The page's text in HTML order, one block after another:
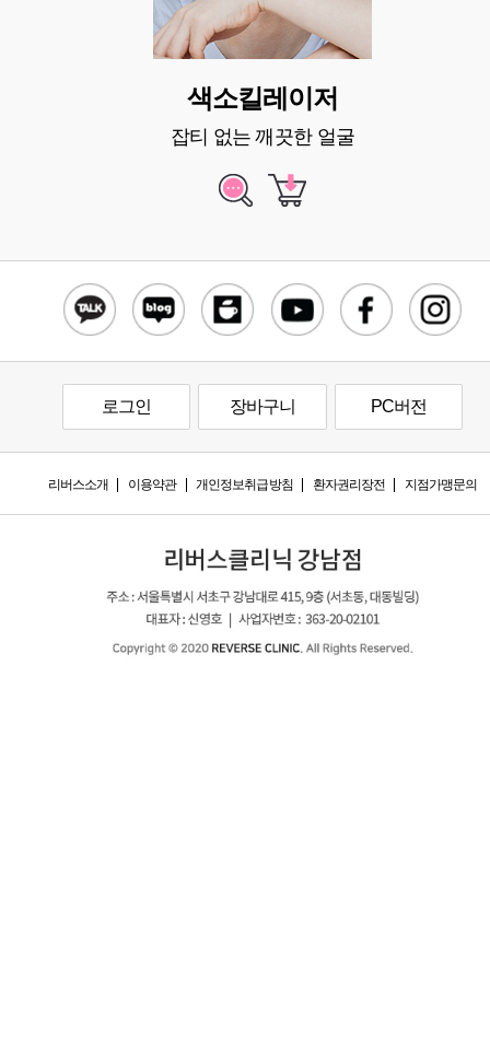
색소킬레이저
잡티 없는 깨끗한 얼굴
로그인 장바구니 PC버전
리버스소개 이용약관 개인정보취급방침 환자권리장전 지점가맹문의